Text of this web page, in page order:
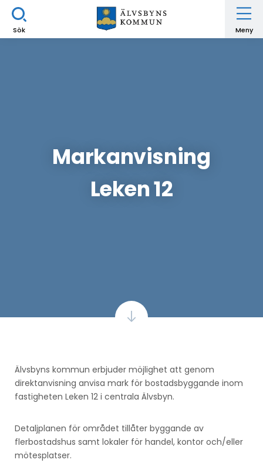
Sök Meny
Markanvisning
Leken 12
Älvsbyns kommun erbjuder möjlighet att genom
direktanvisning anvisa mark för bostadsbyggande inom
fastigheten Leken 12 i centrala Älvsbyn.
Detaljplanen för området tillåter byggande av
flerbostadshus samt lokaler för handel, kontor och/eller
mötesplatser.